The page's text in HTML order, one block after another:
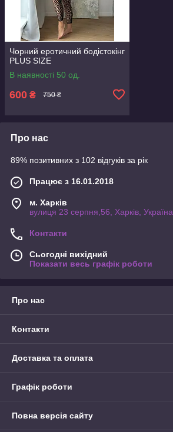
Чорний еротичний бодістокінг
PLUS SIZE
В наявності 50 од.
600 ₴ 750 ₴
Про нас
89% позитивних з 102 відгуків за рік
Працює з 16.01.2018
м. Харків
вулиця 23 серпня,56, Харків, Україна
Контакти
Сьогодні вихідний
Показати весь графік роботи
Про нас
Контакти
Доставка та оплата
Графік роботи
Повна версія сайту